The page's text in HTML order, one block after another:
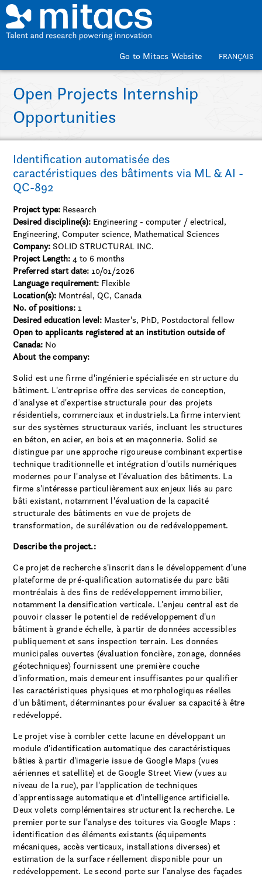
Skip to main content
Go to Mitacs Website FRANÇAIS
Open Projects Internship
Opportunities
Identification automatisée des
caractéristiques des bâtiments via ML & AI -
QC-892
Project type: Research
Desired discipline(s): Engineering - computer / electrical,
Engineering, Computer science, Mathematical Sciences
Company:SOLID STRUCTURAL INC.
Project Length:4 to 6 months
Preferred start date: 10/01/2026
Language requirement: Flexible
Location(s): Montréal, QC, Canada
No. of positions: 1
Desired education level: Master's PhD Postdoctoral fellow
Open to applicants registered at an institution outside of
Canada: No
About the company:
Solid est une firme d'ingénierie spécialisée en structure du
bâtiment. L'entreprise offre des services de conception,
d'analyse et d'expertise structurale pour des projets
résidentiels, commerciaux et industriels.La firme intervient
sur des systèmes structuraux variés, incluant les structures
en béton, en acier, en bois et en maçonnerie. Solid se
distingue par une approche rigoureuse combinant expertise
technique traditionnelle et intégration d'outils numériques
modernes pour l'analyse et l'évaluation des bâtiments. La
firme s'intéresse particulièrement aux enjeux liés au parc
bâti existant, notamment l'évaluation de la capacité
structurale des bâtiments en vue de projets de
transformation, de surélévation ou de redéveloppement.
Describe the project.:
Ce projet de recherche s'inscrit dans le développement d'une
plateforme de pré-qualification automatisée du parc bâti
montréalais à des fins de redéveloppement immobilier,
notamment la densification verticale. L'enjeu central est de
pouvoir classer le potentiel de redéveloppement d'un
bâtiment à grande échelle, à partir de données accessibles
publiquement et sans inspection terrain. Les données
municipales ouvertes (évaluation foncière, zonage, données
géotechniques) fournissent une première couche
d'information, mais demeurent insuffisantes pour qualifier
les caractéristiques physiques et morphologiques réelles
d'un bâtiment, déterminantes pour évaluer sa capacité à être
redéveloppé.
Le projet vise à combler cette lacune en développant un
module d'identification automatique des caractéristiques
bâties à partir d'imagerie issue de Google Maps (vues
aériennes et satellite) et de Google Street View (vues au
niveau de la rue), par l'application de techniques
d'apprentissage automatique et d'intelligence artificielle.
Deux volets complémentaires structurent la recherche. Le
premier porte sur l'analyse des toitures via Google Maps :
identification des éléments existants (équipements
mécaniques, accès verticaux, installations diverses) et
estimation de la surface réellement disponible pour un
redéveloppement. Le second porte sur l'analyse des façades